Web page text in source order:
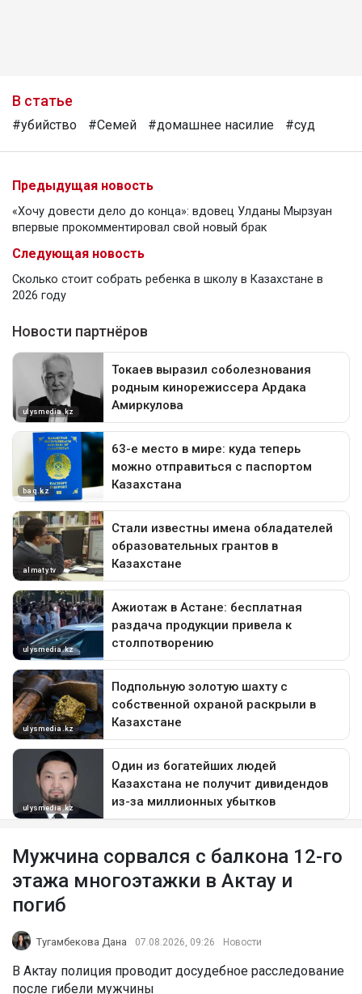
В статье
#убийство #Семей #домашнее насилие #суд
Предыдущая новость
«Хочу довести дело до конца»: вдовец Улданы Мырзуан
впервые прокомментировал свой новый брак
Следующая новость
Сколько стоит собрать ребенка в школу в Казахстане в
2026 году
Мужчина сорвался с балкона 12-го
этажа многоэтажки в Актау и
погиб
Тугамбекова Дана 07.08.2026, 09:26 Новости
В Актау полиция проводит досудебное расследование
после гибели мужчины